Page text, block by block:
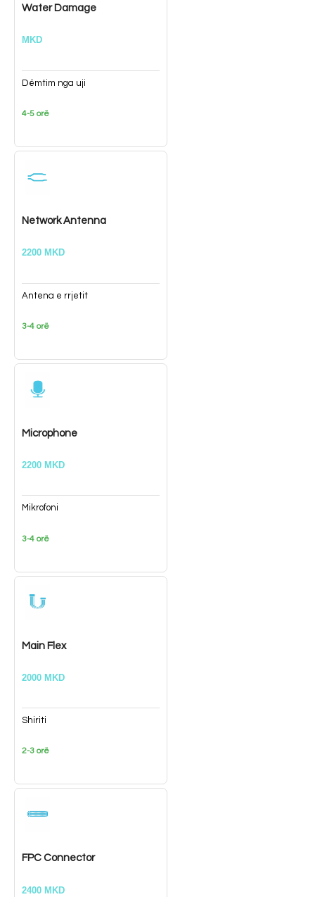
Water Damage
MKD
Dëmtim nga uji
4-5 orë
Network Antenna
2200 MKD
Antena e rrjetit
3-4 orë
Microphone
2200 MKD
Mikrofoni
3-4 orë
Main Flex
2000 MKD
Shiriti
2-3 orë
FPC Connector
2400 MKD